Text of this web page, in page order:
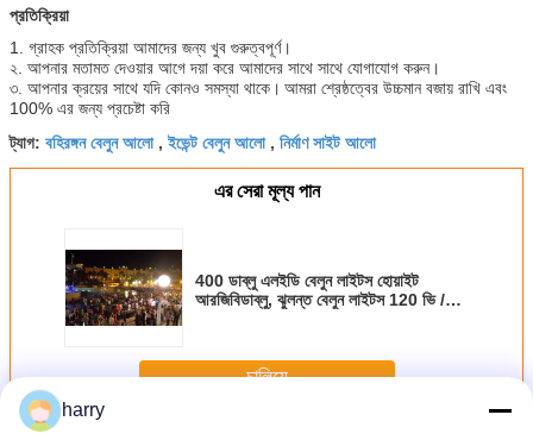
প্রতিক্রিয়া
1. গ্রাহক প্রতিক্রিয়া আমাদের জন্য খুব গুরুত্বপূর্ণ।
২. আপনার মতামত দেওয়ার আগে দয়া করে আমাদের সাথে সাথে যোগাযোগ করুন।
৩. আপনার ক্রয়ের সাথে যদি কোনও সমস্যা থাকে। আমরা শ্রেষ্ঠত্বের উচ্চমান বজায় রাখি এবং
100% এর জন্য প্রচেষ্টা করি
ট্যাগ: বহিরঙ্গন বেলুন আলো,ইভেন্ট বেলুন আলো, নির্মাণ সাইট আলো
এর সেরা মূল্য পান
400 ডাব্লু এলইডি বেলুন লাইটস হোয়াইট
আরজিবিডাব্লু, ঝুলন্ত বেলুন লাইটস 120 ভি /
চালিয়ে
harry